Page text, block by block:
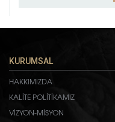
KURUMSAL
HAKKIMIZDA
KALİTE POLİTİKAMIZ
VİZYON-MİSYON